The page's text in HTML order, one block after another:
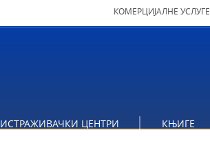
КОМЕРЦИЈАЛНЕ УСЛУГЕ
ИСТРАЖИВАЧКИ ЦЕНТРИ КЊИГЕ